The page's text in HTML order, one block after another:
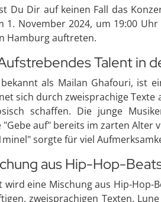
Du Dir auf keinen Fall das
1. November 2024, um 19:00
Hamburg auftreten.
Talent in
als Mailan Ghafouri, ist
sich durch zweisprachige
schaffen. Die junge
"Gebe auf" bereits im zarten Alter
sorgte für viel
aus Hip-Hop-
wird eine Mischung aus Hip-
zweisprachigen Texten.